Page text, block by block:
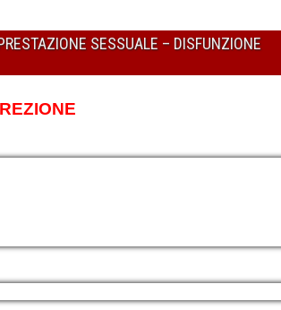
SESSUALE – DISFUNZIONE